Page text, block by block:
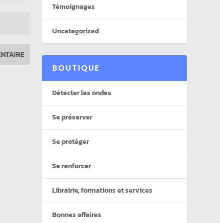
Témoignages
Uncategorized
BOUTIQUE
Détecter les ondes
Se préserver
Se protéger
Se renforcer
Librairie, formations et services
Bonnes affaires